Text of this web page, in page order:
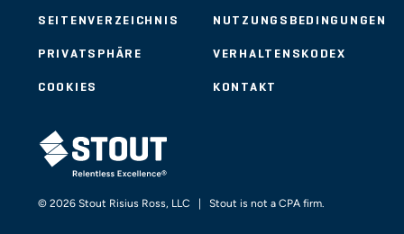
SEITENVERZEICHNIS NUTZUNGSBEDINGUNGEN
PRIVATSPHÄRE VERHALTENSKODEX
COOKIES KONTAKT
STOUT LOGO
© 2026 Stout Risius Ross, LLC | Stout is not a CPA firm.